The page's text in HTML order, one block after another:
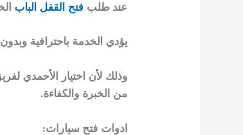
عند طلب فتح القفل الباب
يؤدي الخدمة باحترافية
وذلك لأن اختيار الأحمدي
من الخبرة والكفاءة.
ادوات فتح سيارات: